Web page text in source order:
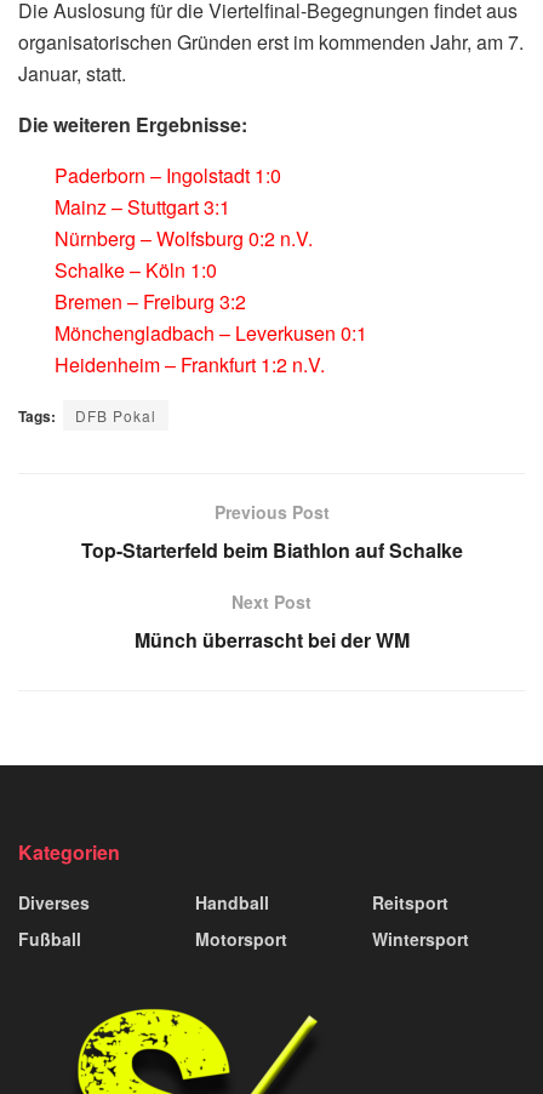
Die Auslosung für die Viertelfinal-Begegnungen findet aus
organisatorischen Gründen erst im kommenden Jahr, am 7.
Januar, statt.
Die weiteren Ergebnisse:
Paderborn – Ingolstadt 1:0
Mainz – Stuttgart 3:1
Nürnberg – Wolfsburg 0:2 n.V.
Schalke – Köln 1:0
Bremen – Freiburg 3:2
Mönchengladbach – Leverkusen 0:1
Heidenheim – Frankfurt 1:2 n.V.
Tags: DFB Pokal
Previous Post
Top-Starterfeld beim Biathlon auf Schalke
Next Post
Münch überrascht bei der WM
Kategorien
Diverses
Fußball
Handball
Motorsport
Reitsport
Wintersport